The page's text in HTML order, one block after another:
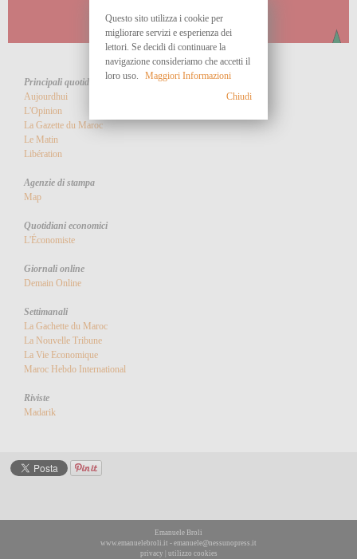
Principali quotidiani
Aujourdhui
L'Opinion
La Gazette du Maroc
Le Matin
Libération
Agenzie di stampa
Map
Quotidiani economici
L'Économiste
Giornali online
Demain Online
Settimanali
La Gachette du Maroc
La Nouvelle Tribune
La Vie Economique
Maroc Hebdo International
Riviste
Madarik
Emanuele Broli
www.emanuelebroli.it - emanuele@nessunopress.it
privacy
utilizzo cookies
Questo sito utilizza i cookie per
migliorare servizi e esperienza dei
lettori. Se decidi di continuare la
navigazione consideriamo che accetti il
loro uso.
Maggiori Informazioni
Chiudi